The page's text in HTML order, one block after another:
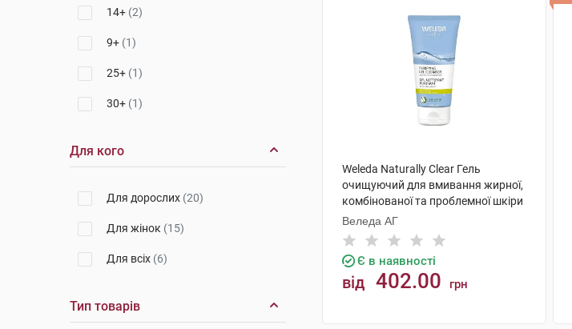
14+ (2)
9+ (1)
25+ (1)
30+ (1)
Для кого
Для дорослих (20)
Для жінок (15)
Для всіх (6)
Тип товарів
Weleda Naturally Clear Гель
очищуючий для вмивання жирної,
комбінованої та проблемної шкіри
100 мл 1 туба
Веледа АГ
Є в наявності
від 402.00 грн